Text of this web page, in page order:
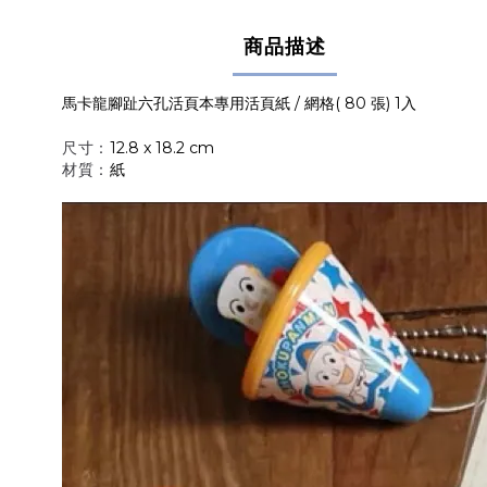
商品描述
馬卡龍腳趾六孔活頁本專用活頁紙 / 網格( 80 張) 1入
尺寸 ：12.8 x 18.2 cm
材質：紙